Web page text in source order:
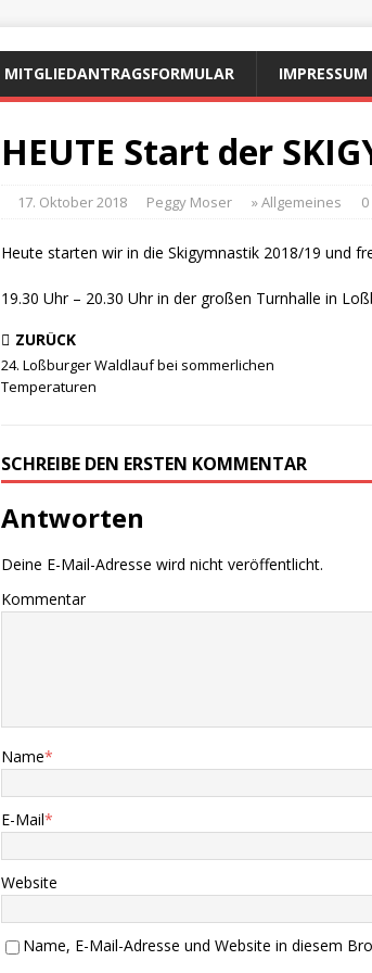
MITGLIEDANTRAGSFORMULAR IMPRESSUM
HEUTE Start der
17. Oktober 2018 Peggy Moser » Allgemeines 0
Heute starten wir in die Skigymnastik 2018/19 und
19.30 Uhr – 20.30 Uhr in der großen Turnhalle in
ZURÜCK
24. Loßburger Waldlauf bei sommerlichen
Temperaturen
SCHREIBE DEN ERSTEN KOMMENTAR
Antworten
Deine E-Mail-Adresse wird nicht veröffentlicht.
Kommentar
Name*
E-Mail*
Website
Name, E-Mail-Adresse und Website in diesem